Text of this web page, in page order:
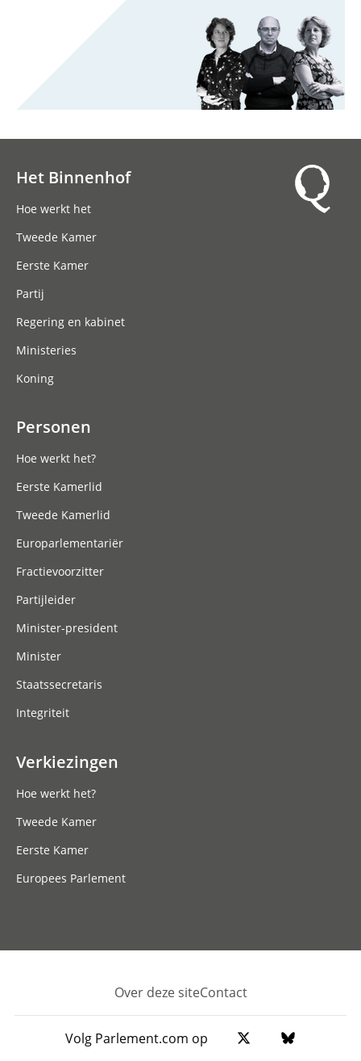
Het Binnenhof
Hoe werkt het
Tweede Kamer
Eerste Kamer
Partij
Regering en kabinet
Ministeries
Koning
Personen
Hoe werkt het?
Eerste Kamerlid
Tweede Kamerlid
Europarlementariër
Fractievoorzitter
Partijleider
Minister-president
Minister
Staatssecretaris
Integriteit
Verkiezingen
Hoe werkt het?
Tweede Kamer
Eerste Kamer
Europees Parlement
Footer
Over deze siteContact
Volg Parlement.com op